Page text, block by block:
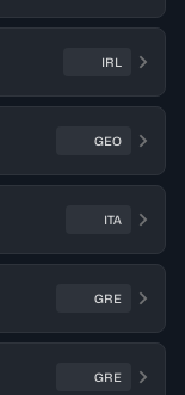
IRL
GEO
ITA
GRE
GRE